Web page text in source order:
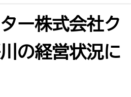
ー株式会社ク
の経営状況に